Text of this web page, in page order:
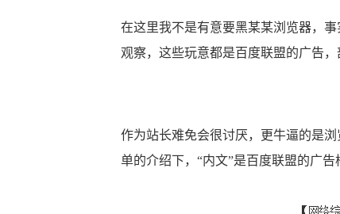
在这里我不是有意要黑某某浏览器，
观察，这些玩意都是百度联盟的广告
作为站长难免会很讨厌，更牛逼的是
单的介绍下，“内文”是百度联盟的广告